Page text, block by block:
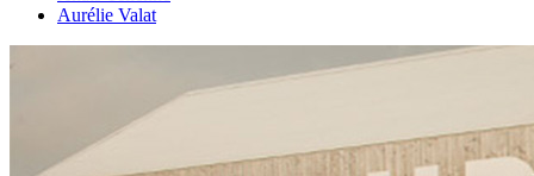
Aurélie Valat